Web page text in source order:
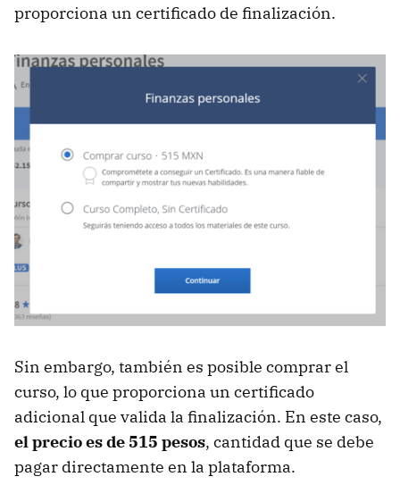
proporciona un certificado de finalización.
Sin embargo, también es posible comprar el
curso, lo que proporciona un certificado
adicional que valida la finalización. En este caso,
el precio es de 515 pesos, cantidad que se debe
pagar directamente en la plataforma.